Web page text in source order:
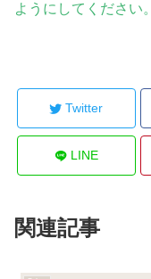
ようにしてください。
Twitter
LINE
関連記事